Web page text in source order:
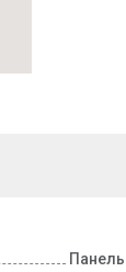
Панель